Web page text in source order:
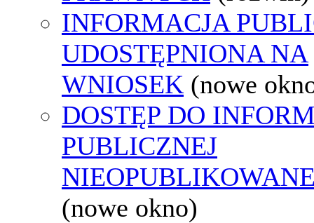
INFORMACJA
UDOSTĘPNIONA NA
WNIOSEK (nowe
DOSTĘP DO
PUBLICZNEJ
(nowe okno)